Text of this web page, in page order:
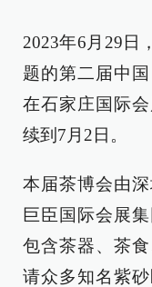
2023年6月29日
题的第二届中
在石家庄国际
续到7月2日。
本届茶博会由
巨臣国际会展
包含茶器、茶
请众多知名紫